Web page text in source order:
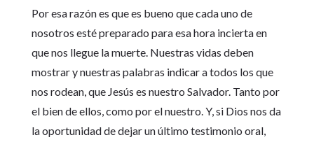
Por esa razón es que es bueno que cada uno de
nosotros esté preparado para esa hora incierta en
que nos llegue la muerte. Nuestras vidas deben
mostrar y nuestras palabras indicar a todos los que
nos rodean, que Jesús es nuestro Salvador. Tanto por
el bien de ellos, como por el nuestro. Y, si Dios nos da
la oportunidad de dejar un último testimonio oral,